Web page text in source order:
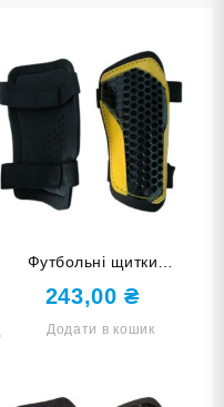
Футбольні щитки
HONEYCOMB розмір М
F675-М black чорно-жовті
243,00₴
Додати в кошик